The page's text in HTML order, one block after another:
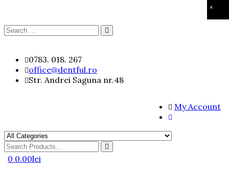
×
Search
content
0783. 018. 267
office@dentful.ro
Str. Andrei Saguna nr.48
My Account
Search
for
0 0.00lei